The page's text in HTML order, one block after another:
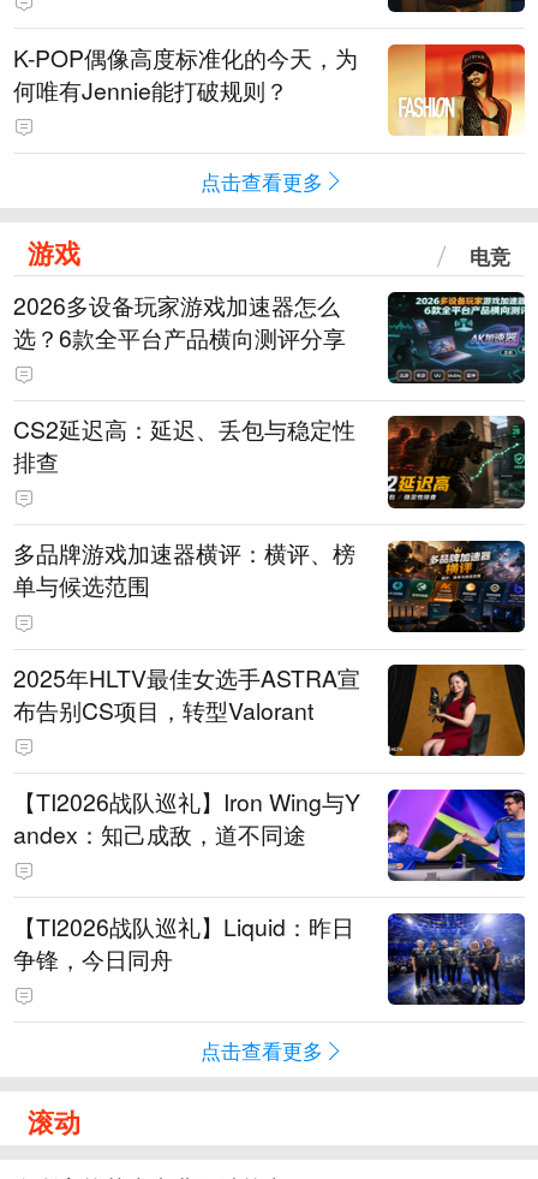
K-POP偶像高度标准化的今天，为
何唯有Jennie能打破规则？
点击查看更多
游戏 电竞
2026多设备玩家游戏加速器怎么
选？6款全平台产品横向测评分享
CS2延迟高：延迟、丢包与稳定性
排查
多品牌游戏加速器横评：横评、榜
单与候选范围
2025年HLTV最佳女选手ASTRA宣
布告别CS项目，转型Valorant
【TI2026战队巡礼】Iron Wing与Y
andex：知己成敌，道不同途
【TI2026战队巡礼】Liquid：昨日
争锋，今日同舟
点击查看更多
滚动